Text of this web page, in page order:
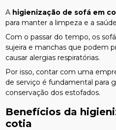
A higienização de sofá em
para manter a limpeza e a
Com o passar do tempo, os
sujeira e manchas que podem
causar alergias respiratórias.
Por isso, contar com uma
de serviço é fundamental para
conservação dos estofados.
Benefícios da
cotia